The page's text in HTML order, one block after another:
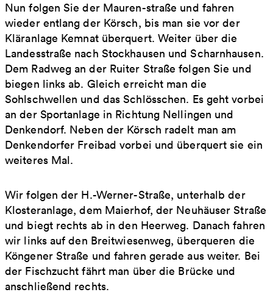
Nun folgen Sie der Mauren-straße und fahren
wieder entlang der Körsch, bis man sie vor der
Kläranlage Kemnat überquert. Weiter über die
Landesstraße nach Stockhausen und Scharnhausen.
Dem Radweg an der Ruiter Straße folgen Sie und
biegen links ab. Gleich erreicht man die
Sohlschwellen und das Schlösschen. Es geht vorbei
an der Sportanlage in Richtung Nellingen und
Denkendorf. Neben der Körsch radelt man am
Denkendorfer Freibad vorbei und überquert sie ein
weiteres Mal.
Wir folgen der H.-Werner-Straße, unterhalb der
Klosteranlage, dem Maierhof, der Neuhäuser Straße
und biegt rechts ab in den Heerweg. Danach fahren
wir links auf den Breitwiesenweg, überqueren die
Köngener Straße und fahren gerade aus weiter. Bei
der Fischzucht fährt man über die Brücke und
anschließend rechts.